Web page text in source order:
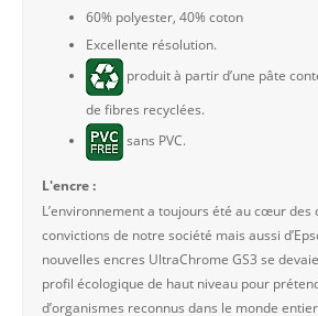
60% polyester, 40% coton
Excellente résolution.
produit à partir d’une pâte
de fibres recyclées.
sans PVC.
L'encre :
L’environnement a toujours été au cœur des
convictions de notre société mais aussi
nouvelles encres UltraChrome GS3 se
profil écologique de haut niveau pour
d’organismes reconnus dans le monde